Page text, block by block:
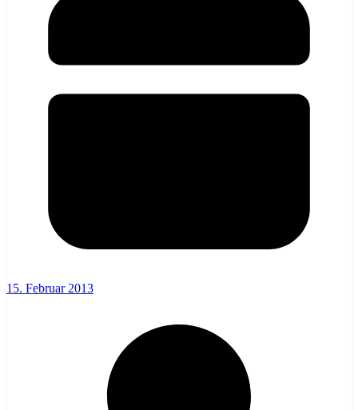
15. Februar 2013